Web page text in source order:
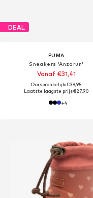
DEAL
PUMA
Sneakers 'Anzarun'
Vanaf €31,41
Oorspronkelijk: €39,95
Laatste laagste prijs:€27,90
+4